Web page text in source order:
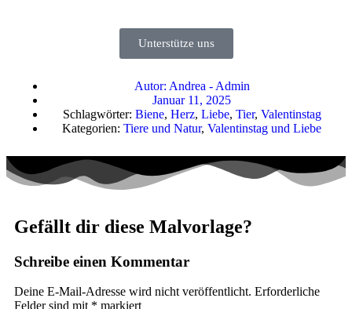
Unterstütze uns
Autor: Andrea - Admin
Januar 11, 2025
Schlagwörter: Biene, Herz, Liebe, Tier, Valentinstag
Kategorien: Tiere und Natur, Valentinstag und Liebe
Gefällt dir diese Malvorlage?
Schreibe einen Kommentar
Deine E-Mail-Adresse wird nicht veröffentlicht. Erforderliche
Felder sind mit * markiert